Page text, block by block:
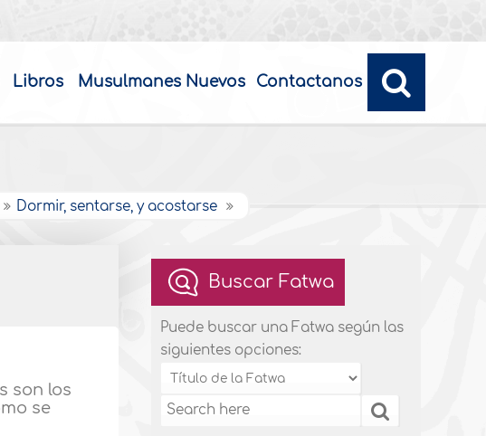
Libros Musulmanes Nuevos Contactanos
Dormir, sentarse, y acostarse
Buscar Fatwa
Puede buscar una Fatwa según las
siguientes opciones: